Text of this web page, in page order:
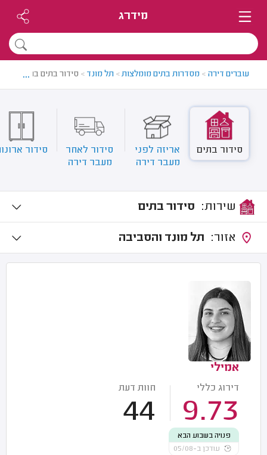
מידרג
עוברים דירה > מסדרות בתים מומלצות> תל מונד > סידור בתים בתל מונד
...
סידור בתים
אריזה לפני
מעבר דירה
סידור לאחר
מעבר דירה
סידור
סידור בתים
תל מונד והסביבה
אמילי
דירוג כללי
9.73
חוות דעת
44
פנויה בשבוע הבא
עודכן ב-05/08